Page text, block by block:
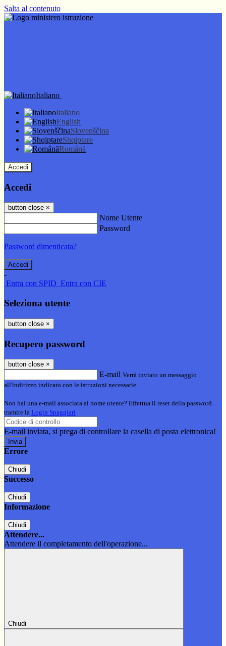
Salta al contenuto
Italiano
Italiano
English
Slovenščina
Shqiptare
Română
Accedi
Accedi
button close ×
Nome Utente
Password
Password dimenticata?
-
Entra con SPID Entra con CIE
Seleziona utente
button close ×
Recupero password
button close ×
E-mail Verrà inviato un messaggio
all'indirizzo indicato con le istruzioni necessarie.
Non hai una e-mail associata al nome utente? Effettua il reset della password
tramite la Login Spaggiari
E-mail inviata, si prega di controllare la casella di posta elettronica!
Errore
Chiudi
Successo
Chiudi
Informazione
Chiudi
Attendere...
Attendere il completamento dell'operazione...
Chiudi